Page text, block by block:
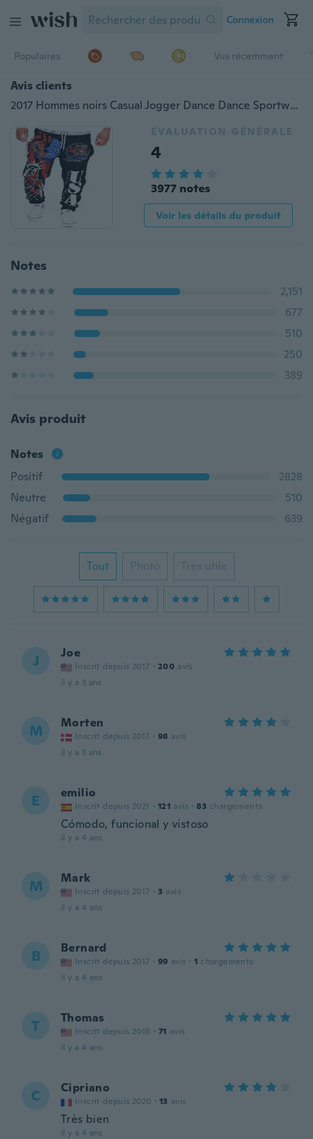
Connexion
Populaires Vus récemment
Avis clients
2017 Hommes noirs Casual Jogger Dance Dance Sportwear Pantalon Harem Baggy Slacks Pantalons Harem
ÉVALUATION GÉNÉRALE
4
3977 notes
Voir les détails du produit
Notes
2,151
677
510
250
389
Avis produit
Notes
Positif
2828
Neutre
510
Négatif
639
Tout Photo Très utile
J Joe
Inscrit depuis 2017 · 200 avis
il y a 3 ans
M Morten
Inscrit depuis 2017 · 98 avis
il y a 3 ans
E emilio
Inscrit depuis 2021 · 121 avis · 83 chargements
Cómodo, funcional y vistoso
il y a 4 ans
M Mark
Inscrit depuis 2017 · 3 avis
il y a 4 ans
B Bernard
Inscrit depuis 2017 · 99 avis · 1 chargements
il y a 4 ans
T Thomas
Inscrit depuis 2016 · 71 avis
il y a 4 ans
C Cipriano
Inscrit depuis 2020 · 13 avis
Très bien
il y a 4 ans